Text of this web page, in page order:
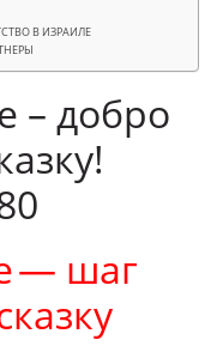
В ИЗРАИЛЕ
– добро
— шаг